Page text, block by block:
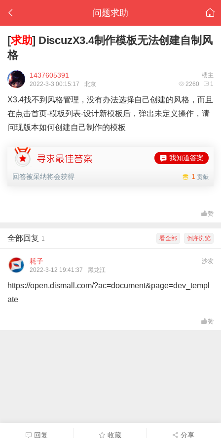
问题求助
[求助] DiscuzX3.4制作模板无法创建自制风
格
楼主
1437605391
2260 1
2022-3-3 00:15:17 北京
X3.4找不到风格管理，没有办法选择自己创建的风格，而且
在点击首页-模板列表-设计新模板后，弹出未定义操作，请
问现版本如何创建自己制作的模板
我知道答案
1 贡献
回答被采纳将会获得
赞
倒序浏览
看全部
全部回复 1
沙发
耗子
2022-3-12 19:41:37 黑龙江
https://open.dismall.com/?ac=document&page=dev_templ
ate
赞
回复 收藏 分享